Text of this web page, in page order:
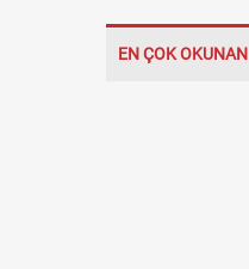
EN ÇOK OKUNAN